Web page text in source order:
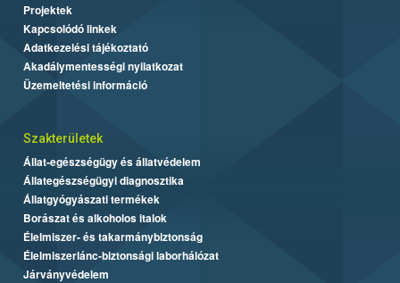
Projektek
Kapcsolódó linkek
Adatkezelési tájékoztató
Akadálymentességi nyilatkozat
Üzemeltetési információ
Szakterületek
Állat-egészségügy és állatvédelem
Állategészségügyi diagnosztika
Állatgyógyászati termékek
Borászat és alkoholos italok
Élelmiszer- és takarmánybiztonság
Élelmiszerlánc-biztonsági laborhálózat
Járványvédelem